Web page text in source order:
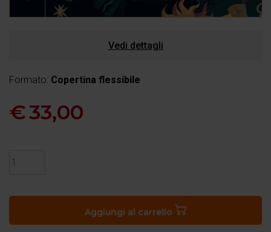
Vedi dettagli
Formato: Copertina flessibile
€33,00
Divina
Aggiungi al carrello